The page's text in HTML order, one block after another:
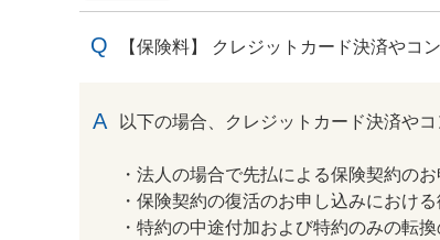
【保険料】 クレジットカード決済やコ
以下の場合、クレジットカード決済や
・法人の場合で先払による保険契約の
・保険契約の復活のお申し込みにおけ
・特約の中途付加および特約のみの転